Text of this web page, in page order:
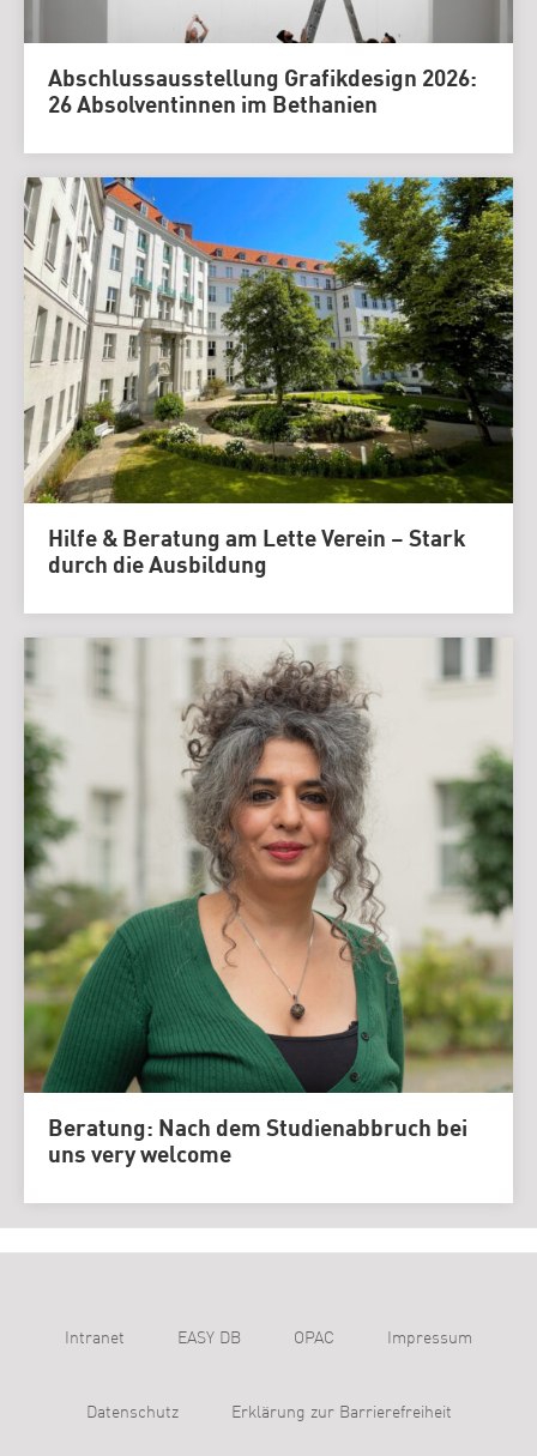
Abschlussausstellung Grafikdesign 2026:
26 Absolventinnen im Bethanien
Hilfe & Beratung am Lette Verein – Stark
durch die Ausbildung
Beratung: Nach dem Studienabbruch bei
uns very welcome
Intranet EASY DB OPAC Impressum
Datenschutz Erklärung zur Barrierefreiheit